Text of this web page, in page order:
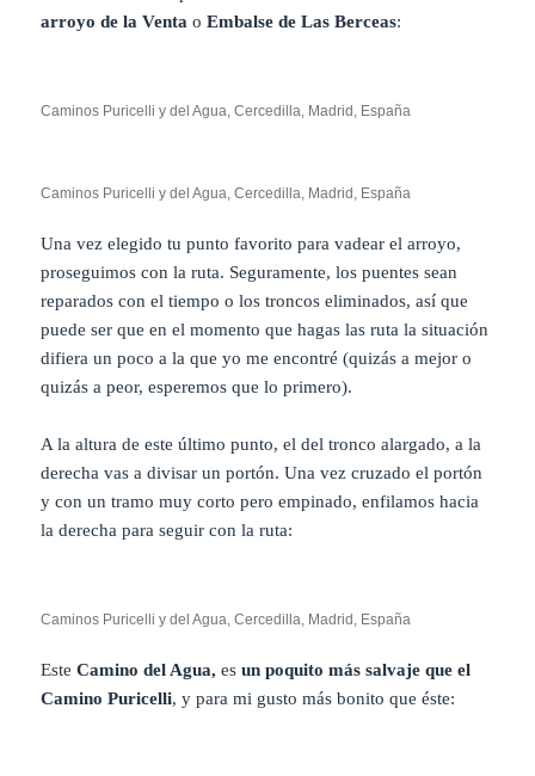
arroyo de la Venta oEmbalse de Las Berceas:
Caminos Puricelli y del Agua, Cercedilla, Madrid, España
Caminos Puricelli y del Agua, Cercedilla, Madrid, España
Una vez elegido tu punto favorito para vadear el arroyo,
proseguimos con la ruta. Seguramente, los puentes sean
reparados con el tiempo o los troncos eliminados, así que
puede ser que en el momento que hagas las ruta la situación
difiera un poco a la que yo me encontré (quizás a mejor o
quizás a peor, esperemos que lo primero).
A la altura de este último punto, el del tronco alargado, a la
derecha vas a divisar un portón. Una vez cruzado el portón
y con un tramo muy corto pero empinado, enfilamos hacia
la derecha para seguir con la ruta:
Caminos Puricelli y del Agua, Cercedilla, Madrid, España
EsteCamino del Agua, esun poquito más salvaje que el
Camino Puricelli, y para mi gusto más bonito que éste: